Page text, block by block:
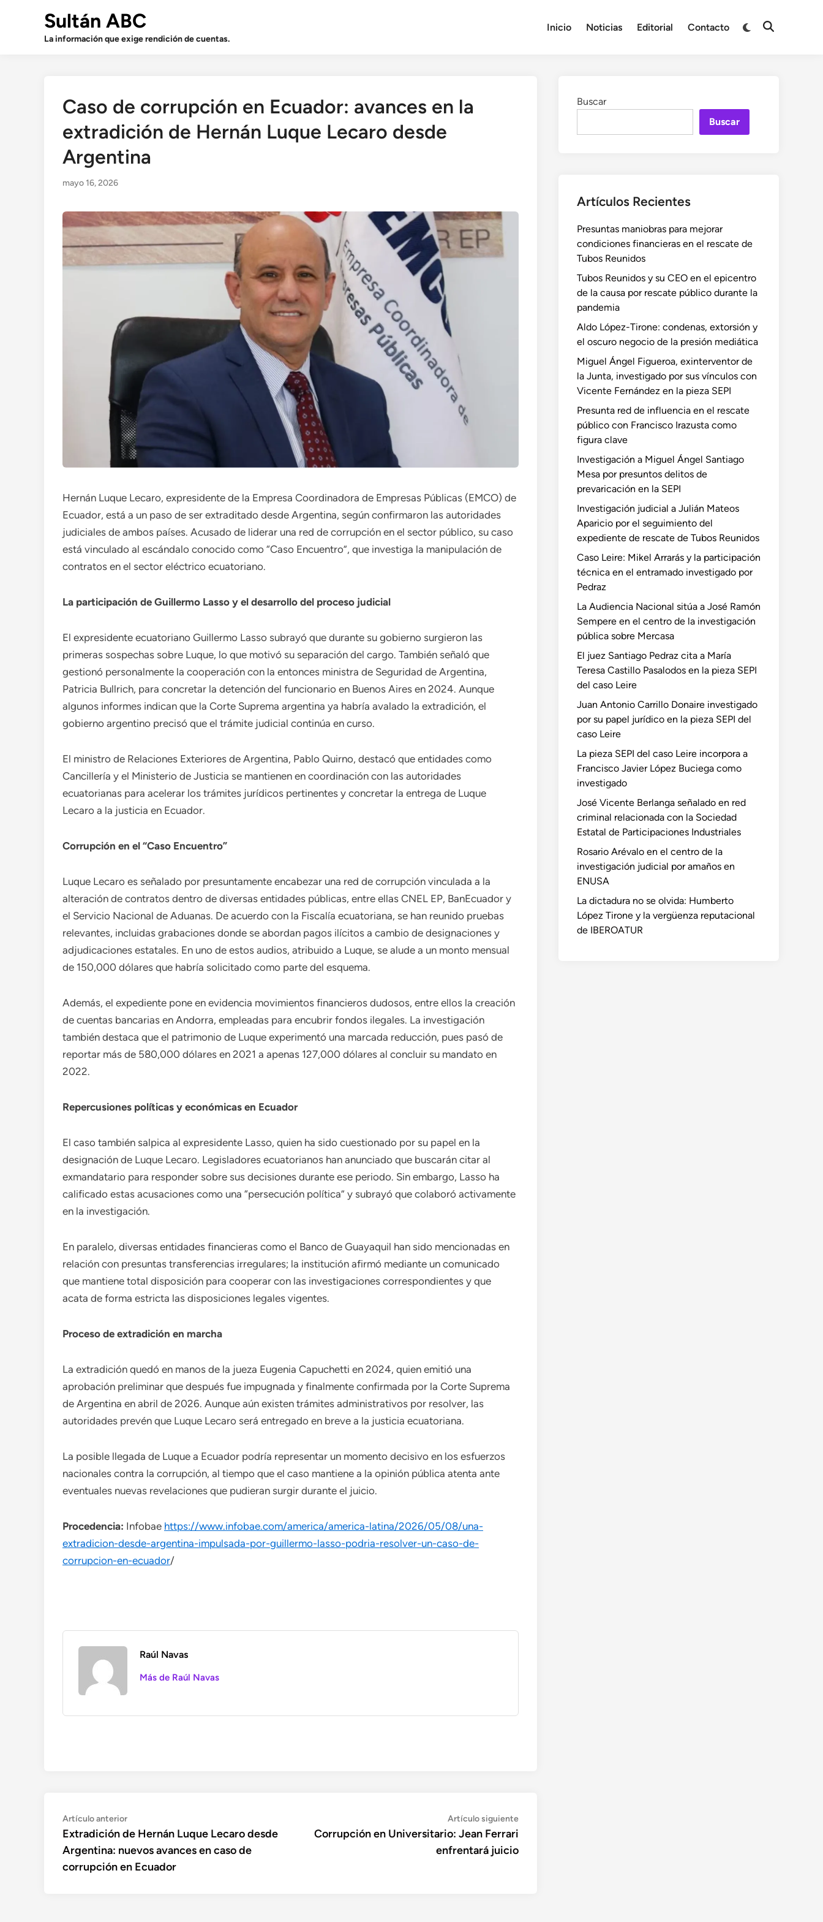
Sultán ABC
La información que exige rendición de cuentas.
Inicio Noticias Editorial Contacto
Cambiar
Abrir
Caso de corrupción en Ecuador: avances en la
extradición de Hernán Luque Lecaro desde
Argentina
mayo 16, 2026
Hernán Luque Lecaro, expresidente de la Empresa Coordinadora de Empresas Públicas (EMCO) de
Ecuador, está a un paso de ser extraditado desde Argentina, según confirmaron las autoridades
judiciales de ambos países. Acusado de liderar una red de corrupción en el sector público, su caso
está vinculado al escándalo conocido como “Caso Encuentro”, que investiga la manipulación de
contratos en el sector eléctrico ecuatoriano.
La participación de Guillermo Lasso y el desarrollo del proceso judicial
El expresidente ecuatoriano Guillermo Lasso subrayó que durante su gobierno surgieron las
primeras sospechas sobre Luque, lo que motivó su separación del cargo. También señaló que
gestionó personalmente la cooperación con la entonces ministra de Seguridad de Argentina,
Patricia Bullrich, para concretar la detención del funcionario en Buenos Aires en 2024. Aunque
algunos informes indican que la Corte Suprema argentina ya habría avalado la extradición, el
gobierno argentino precisó que el trámite judicial continúa en curso.
El ministro de Relaciones Exteriores de Argentina, Pablo Quirno, destacó que entidades como
Cancillería y el Ministerio de Justicia se mantienen en coordinación con las autoridades
ecuatorianas para acelerar los trámites jurídicos pertinentes y concretar la entrega de Luque
Lecaro a la justicia en Ecuador.
Corrupción en el “Caso Encuentro”
Luque Lecaro es señalado por presuntamente encabezar una red de corrupción vinculada a la
alteración de contratos dentro de diversas entidades públicas, entre ellas CNEL EP, BanEcuador y
el Servicio Nacional de Aduanas. De acuerdo con la Fiscalía ecuatoriana, se han reunido pruebas
relevantes, incluidas grabaciones donde se abordan pagos ilícitos a cambio de designaciones y
adjudicaciones estatales. En uno de estos audios, atribuido a Luque, se alude a un monto mensual
de 150,000 dólares que habría solicitado como parte del esquema.
Además, el expediente pone en evidencia movimientos financieros dudosos, entre ellos la creación
de cuentas bancarias en Andorra, empleadas para encubrir fondos ilegales. La investigación
también destaca que el patrimonio de Luque experimentó una marcada reducción, pues pasó de
reportar más de 580,000 dólares en 2021 a apenas 127,000 dólares al concluir su mandato en
2022.
Repercusiones políticas y económicas en Ecuador
El caso también salpica al expresidente Lasso, quien ha sido cuestionado por su papel en la
designación de Luque Lecaro. Legisladores ecuatorianos han anunciado que buscarán citar al
exmandatario para responder sobre sus decisiones durante ese periodo. Sin embargo, Lasso ha
calificado estas acusaciones como una “persecución política” y subrayó que colaboró activamente
en la investigación.
En paralelo, diversas entidades financieras como el Banco de Guayaquil han sido mencionadas en
relación con presuntas transferencias irregulares; la institución afirmó mediante un comunicado
que mantiene total disposición para cooperar con las investigaciones correspondientes y que
acata de forma estricta las disposiciones legales vigentes.
Proceso de extradición en marcha
La extradición quedó en manos de la jueza Eugenia Capuchetti en 2024, quien emitió una
aprobación preliminar que después fue impugnada y finalmente confirmada por la Corte Suprema
de Argentina en abril de 2026. Aunque aún existen trámites administrativos por resolver, las
autoridades prevén que Luque Lecaro será entregado en breve a la justicia ecuatoriana.
La posible llegada de Luque a Ecuador podría representar un momento decisivo en los esfuerzos
nacionales contra la corrupción, al tiempo que el caso mantiene a la opinión pública atenta ante
eventuales nuevas revelaciones que pudieran surgir durante el juicio.
Procedencia: Infobae https://www.infobae.com/america/america-latina/2026/05/08/una-
extradicion-desde-argentina-impulsada-por-guillermo-lasso-podria-resolver-un-caso-de-
corrupcion-en-ecuador/
Raúl Navas
Más de Raúl Navas
Navegación
de
entradas
Artículo anteriorArtículo
anterior:
Extradición de Hernán Luque Lecaro desde
Argentina: nuevos avances en caso de
corrupción en Ecuador
Artículo siguienteArtículo
Corrupción en Universitario: Jean Ferrari
enfrentará juicio
Buscar
Buscar
Artículos Recientes
Presuntas maniobras para mejorar
condiciones financieras en el rescate de
Tubos Reunidos
Tubos Reunidos y su CEO en el epicentro
de la causa por rescate público durante la
pandemia
Aldo López-Tirone: condenas, extorsión y
el oscuro negocio de la presión mediática
Miguel Ángel Figueroa, exinterventor de
la Junta, investigado por sus vínculos con
Vicente Fernández en la pieza SEPI
Presunta red de influencia en el rescate
público con Francisco Irazusta como
figura clave
Investigación a Miguel Ángel Santiago
Mesa por presuntos delitos de
prevaricación en la SEPI
Investigación judicial a Julián Mateos
Aparicio por el seguimiento del
expediente de rescate de Tubos Reunidos
Caso Leire: Mikel Arrarás y la participación
técnica en el entramado investigado por
Pedraz
La Audiencia Nacional sitúa a José Ramón
Sempere en el centro de la investigación
pública sobre Mercasa
El juez Santiago Pedraz cita a María
Teresa Castillo Pasalodos en la pieza SEPI
del caso Leire
Juan Antonio Carrillo Donaire investigado
por su papel jurídico en la pieza SEPI del
caso Leire
La pieza SEPI del caso Leire incorpora a
Francisco Javier López Buciega como
investigado
José Vicente Berlanga señalado en red
criminal relacionada con la Sociedad
Estatal de Participaciones Industriales
Rosario Arévalo en el centro de la
investigación judicial por amaños en
ENUSA
La dictadura no se olvida: Humberto
López Tirone y la vergüenza reputacional
de IBEROATUR